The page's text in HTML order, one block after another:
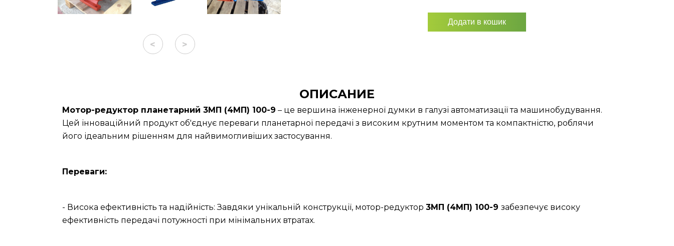
< >
Додати в кошик
ОПИСАНИЕ
Мотор-редуктор планетарний 3МП (4МП) 100-9 – це вершина інженерної думки в галузі автоматизації та машинобудування.
Цей інноваційний продукт об'єднує переваги планетарної передачі з високим крутним моментом та компактністю, роблячи
його ідеальним рішенням для найвимогливіших застосування.
Переваги:
- Висока ефективність та надійність: Завдяки унікальній конструкції, мотор-редуктор 3МП (4МП) 100-9 забезпечує високу
ефективність передачі потужності при мінімальних втратах.